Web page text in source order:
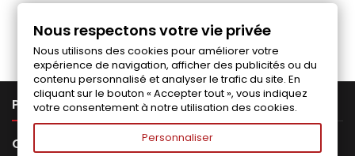
Follow us on Facebook
PRODUCTS
OUR COMPANY
Nous respectons votre vie privée
Nous utilisons des cookies pour améliorer votre
expérience de navigation, afficher des publicités ou du
contenu personnalisé et analyser le trafic du site. En
cliquant sur le bouton « Accepter tout », vous indiquez
votre consentement à notre utilisation des cookies.
Personnaliser